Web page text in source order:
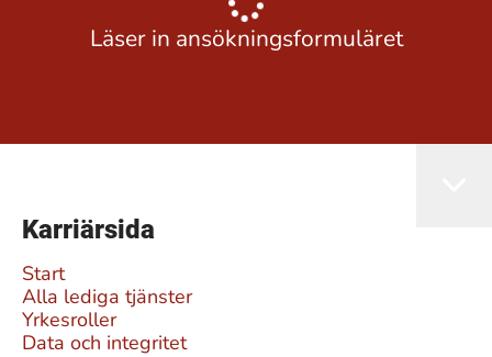
Läser in ansökningsformuläret
Karriärsida
Start
Alla lediga tjänster
Yrkesroller
Data och integritet